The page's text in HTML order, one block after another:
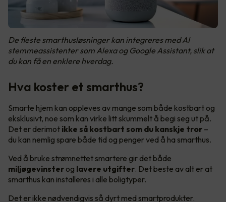
De fleste smarthusløsninger kan integreres med AI
stemmeassistenter som Alexa og Google Assistant, slik at
du kan få en enklere hverdag.
Hva koster et smarthus?
Smarte hjem kan oppleves av mange som både kostbart og
eksklusivt, noe som kan virke litt skummelt å begi seg ut på.
Det er derimot ikke så kostbart som du kanskje tror –
du kan nemlig spare både tid og penger ved å ha smarthus.
Ved å bruke strømnettet smartere gir det både
miljøgevinster og lavere utgifter. Det beste av alt er at
smarthus kan installeres i alle boligtyper.
Det er ikke nødvendigvis så dyrt med smartprodukter.